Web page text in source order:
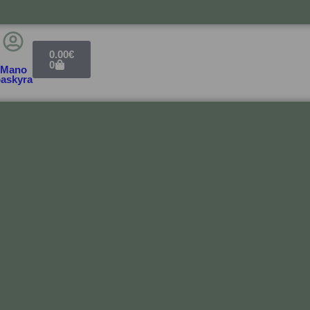
Mano
0.00€
0